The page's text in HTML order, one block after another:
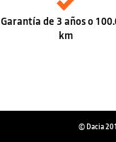
Garantía de 3 años o
km
© Dacia